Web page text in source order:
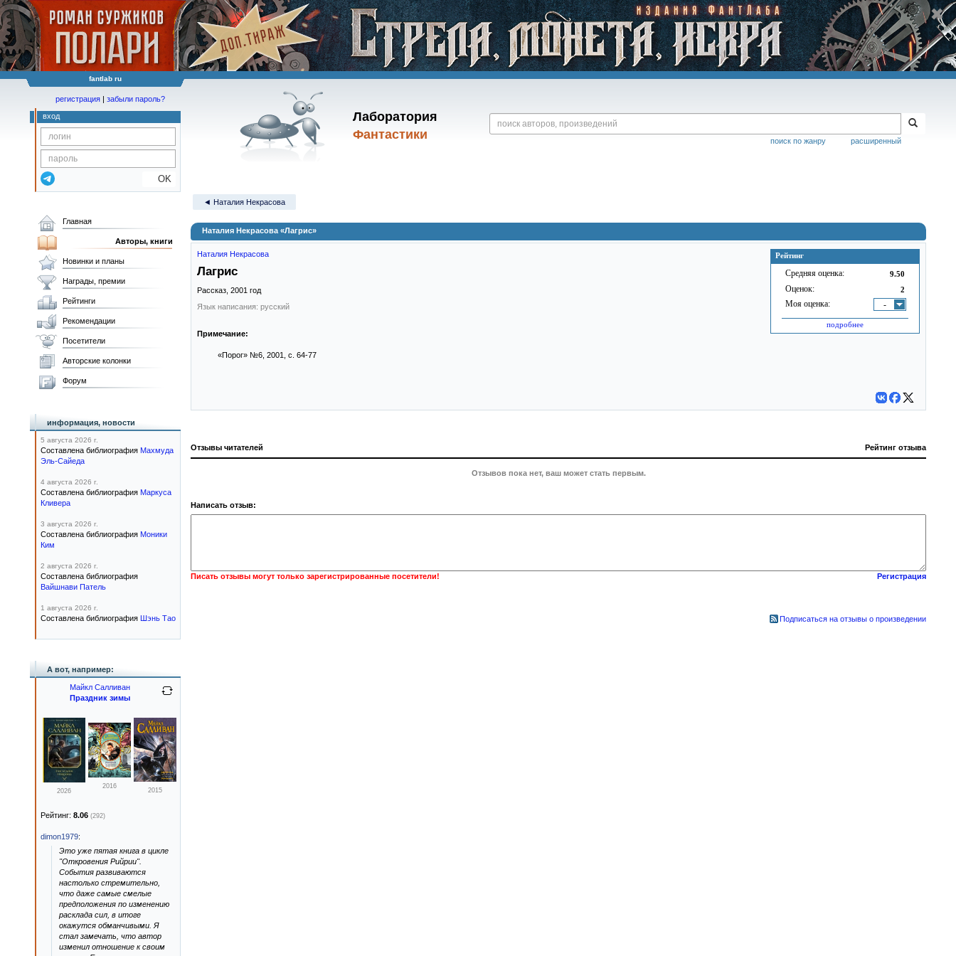
fantlab ru
Лаборатория
Фантастики
расширенный
поиск по жанру
регистрация | забыли пароль?
вход
OK
◄ Наталия Некрасова
Наталия Некрасова «Лагрис»
Рейтинг
Средняя оценка: 9.50
Оценок: 2
Моя оценка: -
подробнее
Наталия Некрасова
Лагрис
Рассказ, 2001 год
Язык написания: русский
Примечание:
«Порог» №6, 2001, с. 64-77
Отзывы читателей Рейтинг отзыва
Отзывов пока нет, ваш может стать первым.
Написать отзыв:
Писать отзывы могут только зарегистрированные посетители! Регистрация
Подписаться на отзывы о произведении
Главная
Авторы, книги
Новинки и планы
Награды, премии
Рейтинги
Рекомендации
Посетители
Авторские колонки
Форум
информация, новости
5 августа 2026 г.
Составлена библиография Махмуда
Эль-Сайеда
4 августа 2026 г.
Составлена библиография Маркуса
Кливера
3 августа 2026 г.
Составлена библиография Моники
Ким
2 августа 2026 г.
Составлена библиография
Вайшнави Патель
1 августа 2026 г.
Составлена библиография Шэнь Тао
А вот, например:
Майкл Салливан
Праздник зимы
2026
2016
2015
Рейтинг: 8.06 (292)
dimon1979:
Это уже пятая книга в цикле
"Откровения Рийрии".
События развиваются
настолько стремительно,
что даже самые смелые
предположения по изменению
расклада сил, в итоге
окажутся обманчивыми. Я
стал замечать, что автор
изменил отношение к своим